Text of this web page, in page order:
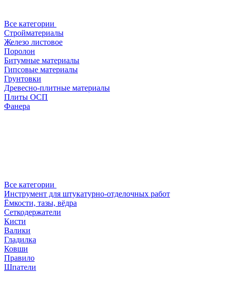
Все категории
Стройматериалы
Железо листовое
Поролон
Битумные материалы
Гипсовые материалы
Грунтовки
Древесно-плитные материалы
Плиты ОСП
Фанера
Все категории
Инструмент для штукатурно-отделочных работ
Ёмкости, тазы, вёдра
Сеткодержатели
Кисти
Валики
Гладилка
Ковши
Правило
Шпатели